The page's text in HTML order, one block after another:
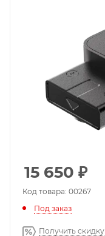
15 650 ₽
Код товара: 00267
Под заказ
Получить скидку